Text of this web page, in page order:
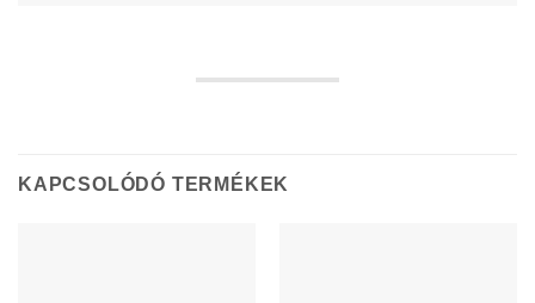
KAPCSOLÓDÓ TERMÉKEK